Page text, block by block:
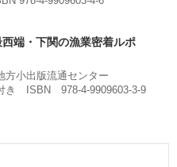
端・下関の漁業密着ルポ
方小出版流通センター
ISBN 978-4-9909603-3-9